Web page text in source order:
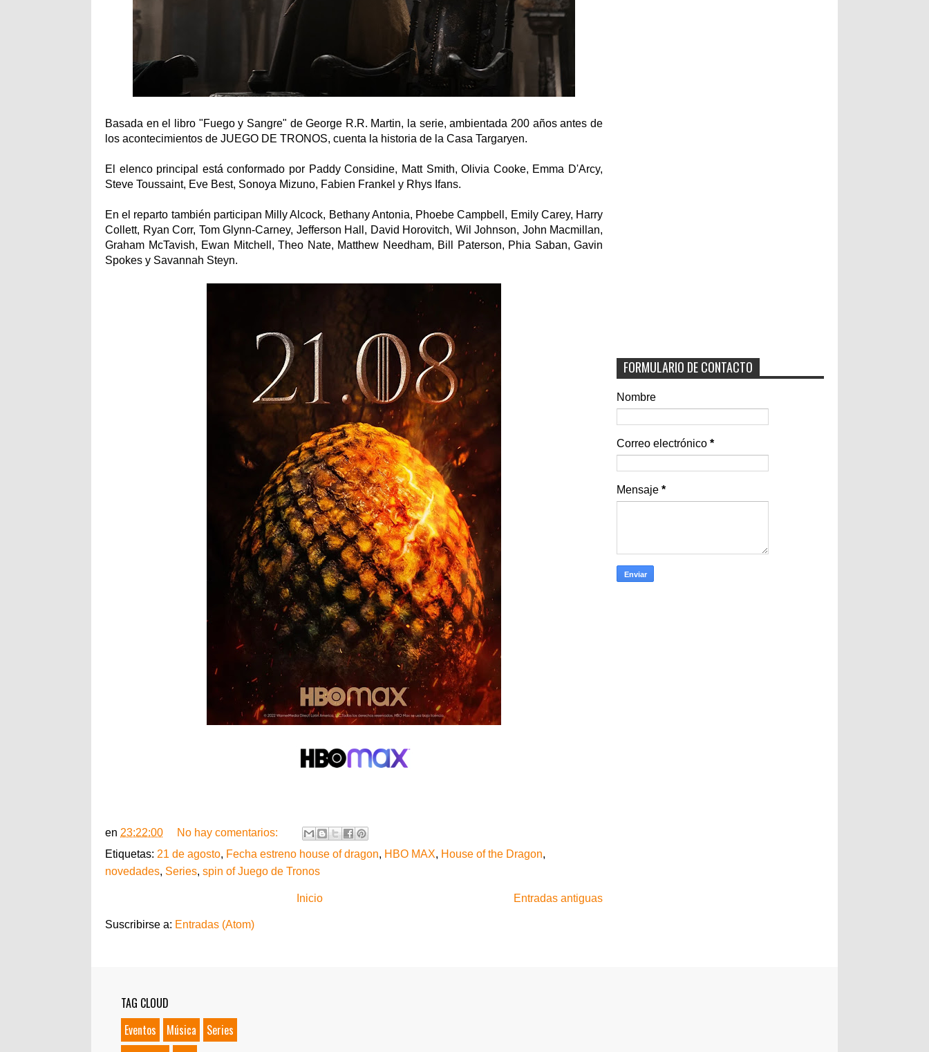
Basada en el libro "Fuego y Sangre" de George R.R. Martin, la serie, ambientada 200 años antes de
los acontecimientos de JUEGO DE TRONOS, cuenta la historia de la Casa Targaryen.
El elenco principal está conformado por Paddy Considine, Matt Smith, Olivia Cooke, Emma D'Arcy,
Steve Toussaint, Eve Best, Sonoya Mizuno, Fabien Frankel y Rhys Ifans.
En el reparto también participan Milly Alcock, Bethany Antonia, Phoebe Campbell, Emily Carey, Harry
Collett, Ryan Corr, Tom Glynn-Carney, Jefferson Hall, David Horovitch, Wil Johnson, John Macmillan,
Graham McTavish, Ewan Mitchell, Theo Nate, Matthew Needham, Bill Paterson, Phia Saban, Gavin
Spokes y Savannah Steyn.
en 23:22:00
No hay comentarios:
Etiquetas: 21 de agosto, Fecha estreno house of dragon, HBO MAX, House of the Dragon,
novedades, Series, spin of Juego de Tronos
Entradas antiguas
Inicio
Suscribirse a: Entradas (Atom)
FORMULARIO DE CONTACTO
Nombre
Correo electrónico *
Mensaje *
TAG CLOUD
Eventos
Música
Series